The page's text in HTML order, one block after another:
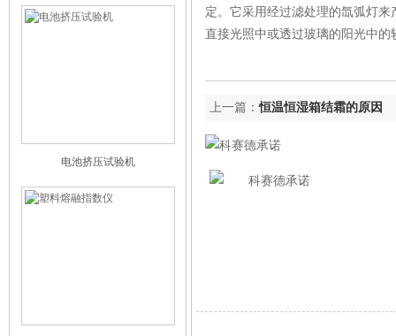
电池挤压试验机
定。它采用经过滤处理的氙弧灯
直接光照中或透过玻璃的阳光中
上一篇：恒温恒湿箱结霜的原因